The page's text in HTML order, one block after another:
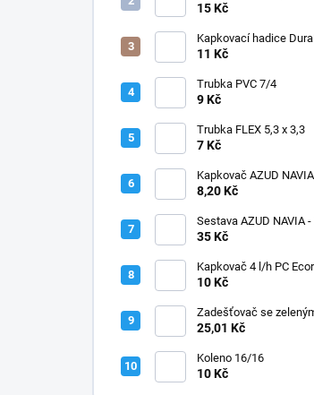
15 Kč
Kapkovací hadice
11 Kč
Trubka PVC 7/4
9 Kč
Trubka FLEX 5,3 x 3,3
7 Kč
Kapkovač AZUD
8,20 Kč
Sestava AZUD NAVIA -
jehly zahnuté
35 Kč
Kapkovač 4 l/h PC
10 Kč
Zadešťovač se
rotorem a žlutou tryskou
25,01 Kč
Koleno 16/16
10 Kč